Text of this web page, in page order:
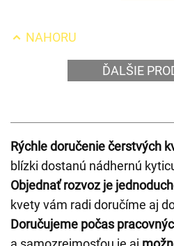
NAHORU
ĎALŠIE
Rýchle doručenie čerstvých
blízki dostanú nádhernú
Objednať rozvoz je
kvety vám radi doručíme aj
Doručujeme počas